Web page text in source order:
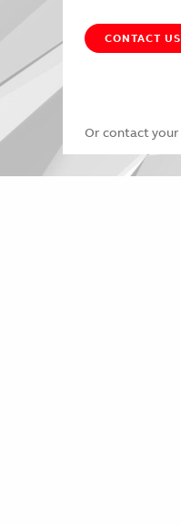
CONTACT US
Or contact your